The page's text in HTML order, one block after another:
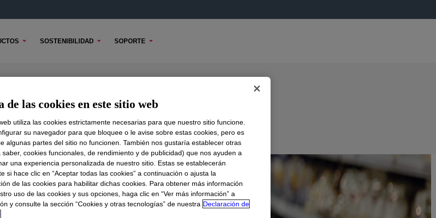
SOSTENIBILIDAD SOPORTE
Density Polyethylene Resin
TÉCNICO OPCIONES DE MUESTRA OPCIONES DE COMPRA
de las cookies en este sitio web
utiliza las cookies estrictamente necesarias para que nuestro sitio funcione.
su navegador para que bloquee o le avise sobre estas cookies, pero es
algunas partes del sitio no funcionen. También nos gustaría establecer otras
saber, cookies funcionales, de rendimiento y de publicidad) que nos ayuden a
una experiencia personalizada de nuestro sitio. Estas se establecerán
si hace clic en “Aceptar todas las cookies” a continuación o ajusta la
de las cookies para habilitar dichas cookies. Para obtener más información
uso de las cookies y sus opciones, haga clic en “Ver más información” a
y consulte la sección “Cookies y otras tecnologías” de nuestra Declaración de